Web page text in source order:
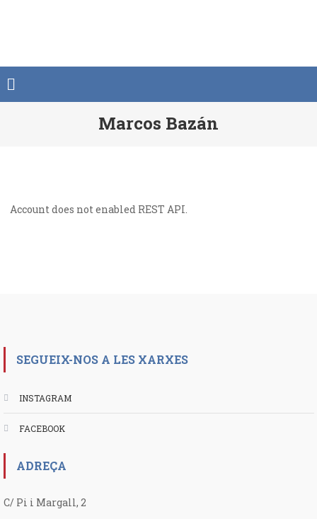
Marcos Bazán
Account does not enabled REST API.
SEGUEIX-NOS A LES XARXES
INSTAGRAM
FACEBOOK
ADREÇA
C/ Pi i Margall, 2